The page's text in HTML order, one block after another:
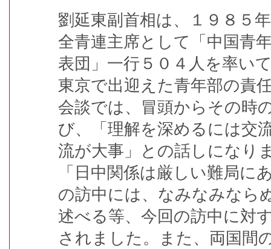
劉延東副首相は、１９８５
全青連主席として「中国青
表団」一行５０４人を率い
東京で出迎えた青年部の責
会談では、冒頭からその時
び、「理解を深めるには交
流が大事」との話しになり
「日中関係は厳しい難局に
の訪中には、なみなみなら
述べる等、今回の訪中に対
されました。また、両国間